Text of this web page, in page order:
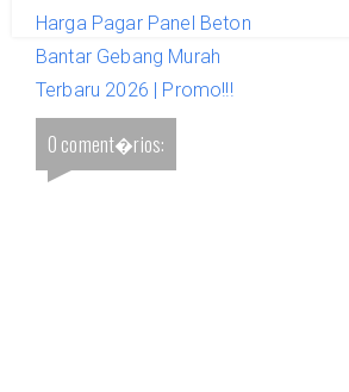
Harga Pagar Panel Beton
Bantar Gebang Murah
Terbaru 2026 | Promo!!!
0 coment�rios: